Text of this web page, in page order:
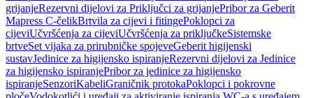
grijanjeRezervni dijelovi za Priključci za grijanjePribor za Geberit
Mapress C-čelikBrtvila za cijevi i fitingePoklopci za
cijeviUčvršćenja za cijeviUčvršćenja za priključkeSistemske
brtveSet vijaka za prirubničke spojeveGeberit higijenski
sustavJedinice za higijensko ispiranjeRezervni dijelovi za Jedinice
za higijensko ispiranjePribor za jedinice za higijensko
ispiranjeSenzoriKabeliGraničnik protokaPoklopci i pokrovne